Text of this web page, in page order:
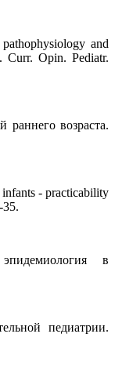
and
Curr. Opin. Pediatr.
возраста.
- practicability
в
педиатрии.